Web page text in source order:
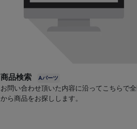
商品検索
お問い合わせ頂いた内容に沿ってこちらで全
から商品をお探しします。